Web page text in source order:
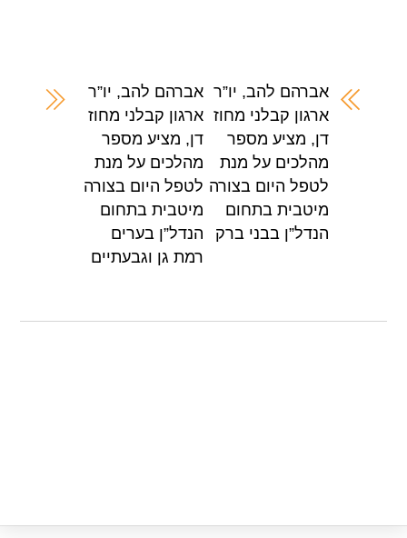
b
A
p
p
אברהם להב, יו”ר
ארגון קבלני מחוז
דן, מציע מספר
מהלכים על מנת
לטפל היום בצורה
מיטבית בתחום
הנדל”ן בבני ברק
אברהם להב, יו”ר
ארגון קבלני מחוז
דן, מציע מספר
מהלכים על מנת
לטפל היום בצורה
מיטבית בתחום
הנדל”ן בערים
רמת גן וגבעתיים